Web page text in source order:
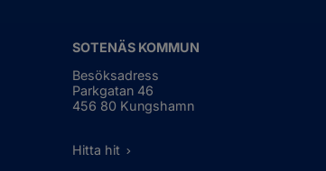
SOTENÄS KOMMUN
Besöksadress
Parkgatan 46
456 80 Kungshamn
Hitta hit